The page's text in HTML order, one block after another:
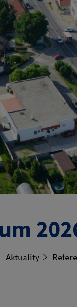
Aktuality